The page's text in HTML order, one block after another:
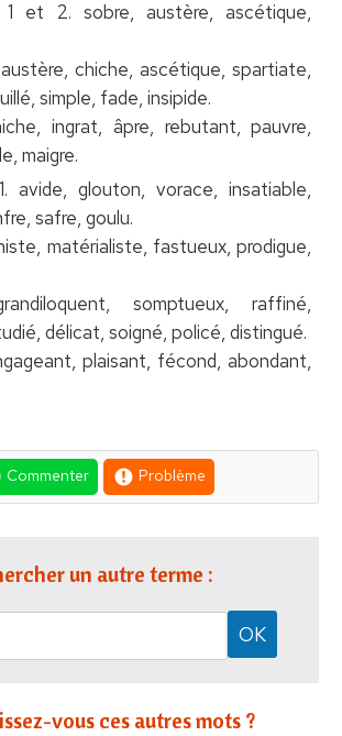
1 et 2. sobre, austère, ascétique,
chiche, ascétique, spartiate,
simple, fade, insipide.
ingrat, âpre, rebutant, pauvre,
maigre.
1. avide, glouton, vorace, insatiable,
safre, goulu.
matérialiste, fastueux, prodigue,
somptueux, raffiné,
délicat, soigné, policé, distingué.
plaisant, fécond, abondant,
Commenter Problème
un autre terme :
vous ces autres mots ?